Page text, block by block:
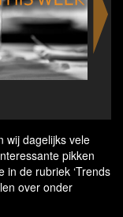
wij dagelijks vele
pikken
de rubriek ‘Trends
over onder